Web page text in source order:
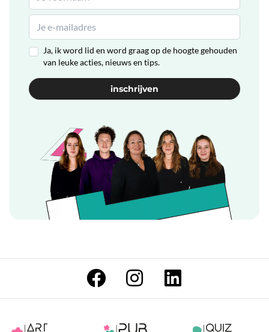
Ja, ik word lid en word graag op de hoogte gehouden
van leuke acties, nieuws en tips.